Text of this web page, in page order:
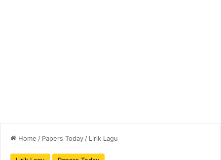
Home / Papers Today / Lirik Lagu